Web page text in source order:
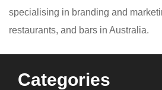
specialising in branding and
restaurants, and bars in Australia.
Categories